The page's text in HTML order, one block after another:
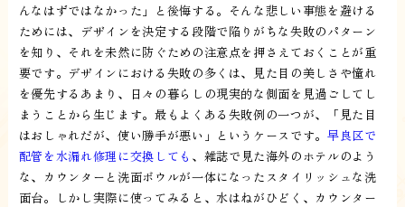
んなはずではなかった」と後悔する。そんな悲しい事態を避ける
ためには、デザインを決定する段階で陥りがちな失敗のパターン
を知り、それを未然に防ぐための注意点を押さえておくことが重
要です。デザインにおける失敗の多くは、見た目の美しさや憧れ
を優先するあまり、日々の暮らしの現実的な側面を見過ごしてし
まうことから生じます。最もよくある失敗例の一つが、「見た目
はおしゃれだが、使い勝手が悪い」というケースです。早良区で
配管を水漏れ修理に交換しても 、雑誌で見た海外のホテルのよう
な、カウンターと洗面ボウルが一体になったスタイリッシュな洗
面台。しかし実際に使ってみると、水はねがひどく、カウンター